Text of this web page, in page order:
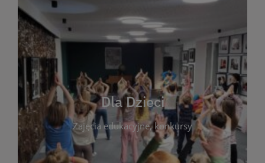
Dla Dzieci
Zajęcia edukacyjne, konkursy
informacje o zajęciach edukacyjnych, konkursach
plastycznych i spotkaniach z autorami książek dla
dzieci. Biblioteka oferuje bogaty wybór bajek,
opowiadań i lektur szkolnych, a także przyjazny
kącik do wspólnego czytania. Pragniemy
rozbudzać miłość do książek od najmłodszych lat.
Zapraszamy do wspólnej zabawy i odkrywania
świata literatury!
WIĘCEJ